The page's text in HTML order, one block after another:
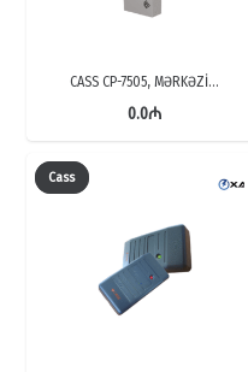
CASS CP-7505, MƏRKƏZİ…
0.0₼
Cass